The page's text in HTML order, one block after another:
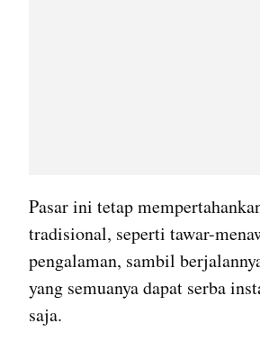
Pasar ini tetap
tradisional, seperti tawar-
pengalaman, sambil
yang semuanya dapat serba
saja.